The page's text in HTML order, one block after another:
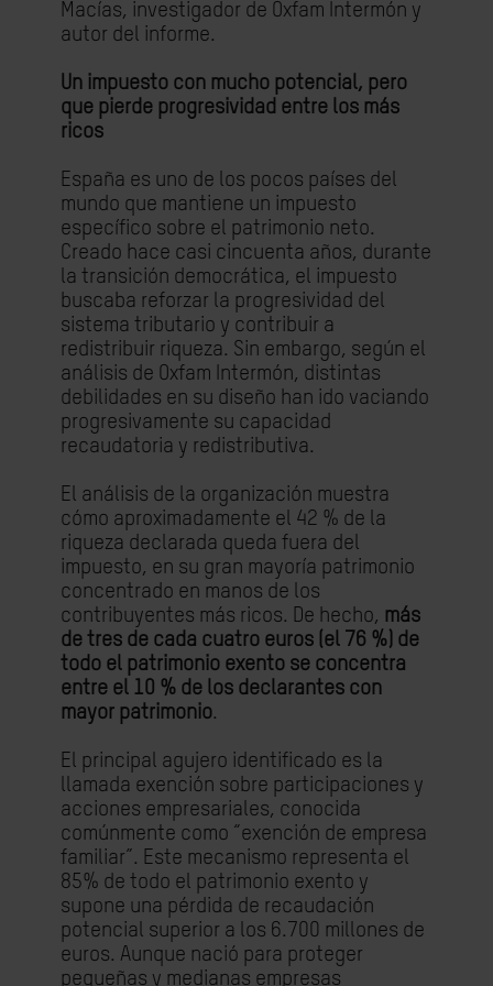
Macías, investigador de Oxfam Intermón y
autor del informe.
Un impuesto con mucho potencial, pero
que pierde progresividad entre los más
ricos
España es uno de los pocos países del
mundo que mantiene un impuesto
específico sobre el patrimonio neto.
Creado hace casi cincuenta años, durante
la transición democrática, el impuesto
buscaba reforzar la progresividad del
sistema tributario y contribuir a
redistribuir riqueza. Sin embargo, según el
análisis de Oxfam Intermón, distintas
debilidades en su diseño han ido vaciando
progresivamente su capacidad
recaudatoria y redistributiva.
El análisis de la organización muestra
cómo aproximadamente el 42 % de la
riqueza declarada queda fuera del
impuesto, en su gran mayoría patrimonio
concentrado en manos de los
contribuyentes más ricos. De hecho, más
de tres de cada cuatro euros (el 76 %) de
todo el patrimonio exento se concentra
entre el 10 % de los declarantes con
mayor patrimonio.
El principal agujero identificado es la
llamada exención sobre participaciones y
acciones empresariales, conocida
comúnmente como “exención de empresa
familiar”. Este mecanismo representa el
85% de todo el patrimonio exento y
supone una pérdida de recaudación
potencial superior a los 6.700 millones de
euros. Aunque nació para proteger
pequeñas y medianas empresas